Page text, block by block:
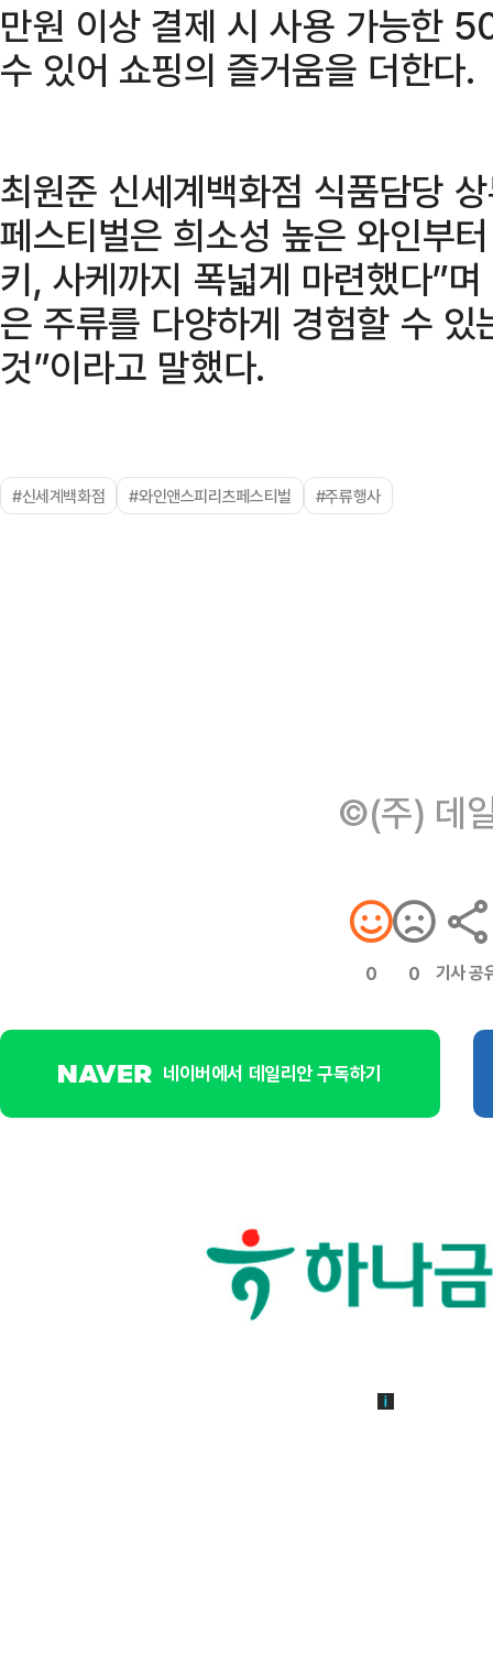
만원 이상 결제 시 사용 가능한
수 있어 쇼핑의 즐거움을 더한다.
최원준 신세계백화점 식품담당
페스티벌은 희소성 높은 와인부
키, 사케까지 폭넓게 마련했다”
은 주류를 다양하게 경험할 수
것”이라고 말했다.
#신세계백화점 #와인앤스피리츠페스티벌 #주류행사
©(주) 데
0 0 기사 공
네이버에서 데일리안 구독하기